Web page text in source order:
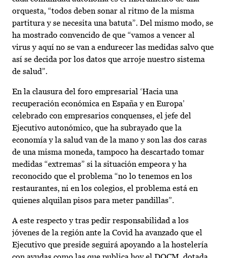
orquesta, “todos deben sonar al ritmo de la misma
partitura y se necesita una batuta”. Del mismo modo, se
ha mostrado convencido de que “vamos a vencer al
virus y aquí no se van a endurecer las medidas salvo que
así se decida por los datos que arroje nuestro sistema
de salud”.
En la clausura del foro empresarial ‘Hacia una
recuperación económica en España y en Europa’
celebrado con empresarios conquenses, el jefe del
Ejecutivo autonómico, que ha subrayado que la
economía y la salud van de la mano y son las dos caras
de una misma moneda, tampoco ha descartado tomar
medidas “extremas” si la situación empeora y ha
reconocido que el problema “no lo tenemos en los
restaurantes, ni en los colegios, el problema está en
quienes alquilan pisos para meter pandillas”.
A este respecto y tras pedir responsabilidad a los
jóvenes de la región ante la Covid ha avanzado que el
Ejecutivo que preside seguirá apoyando a la hostelería